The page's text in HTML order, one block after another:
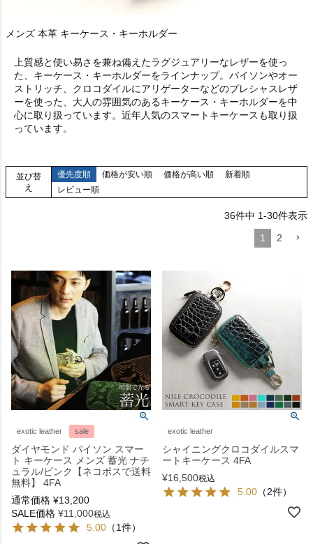
メンズ 本革 キーケース・キーホルダー
上質感と使い易さを兼ね備えたラグジュアリーなレザーを使っ
た、キーケース・キーホルダーをラインナップ。パイソンやオー
ストリッチ、クロコダイルにアリゲーターなどのプレシャスレザ
ーを使った、大人の雰囲気のあるキーケース・キーホルダーを中
心に取り扱っています。近年人気のスマートキーケースも取り扱
っています。
並び替
え
優先度順 価格が安い順 価格が高い順
新着順
レビュー順
36件中 1-30件表示
1
2
exotic leather sale
ダイヤモンド パイソン スマー
ト キーケース メンズ 蓄光 ナチ
ュラル/ピンク【ネコポスで送料
無料】 4FA
通常価格 ¥13,200
SALE価格 ¥11,000税込
5.00 （1件）
exotic leather
シャイニングクロコダイルスマ
ートキーケース 4FA
¥16,500税込
5.00 （2件）